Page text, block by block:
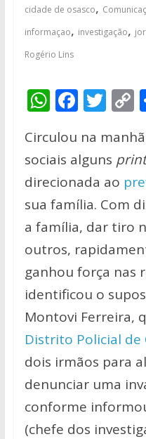
cidade de osasco,
informaçao, investigação,
Rogério Lins
W
at
s
A
p
p
F
e
b
o
o
k
T
itt
er
p
y
k
Circulou na
sociais alguns
direcionada ao
sua família. Com
a família, dar tiro
outros,
ganhou força nas
identificou o
Montovi Ferreira,
Distrito Policial de
dois irmãos para
denunciar uma
conforme
(chefe dos